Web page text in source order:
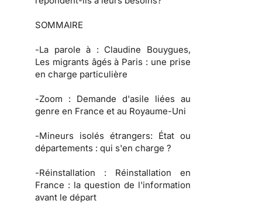
SOMMAIRE
-La parole à : Claudine Bouygues,
Les migrants âgés à Paris : une prise
en charge particulière
-Zoom : Demande d'asile liées au
genre en France et au Royaume-Uni
-Mineurs isolés étrangers: État ou
départements : qui s'en charge ?
-Réinstallation : Réinstallation en
France : la question de l'information
avant le départ